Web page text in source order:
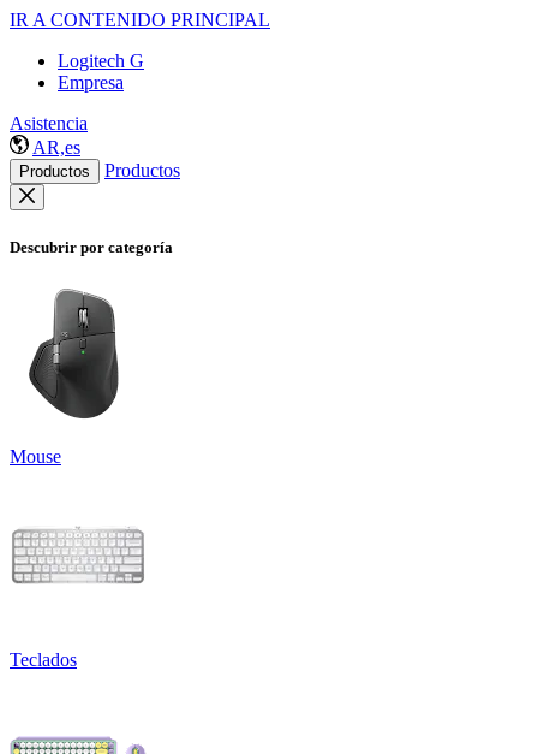
IR A CONTENIDO PRINCIPAL
Logitech G
Empresa
Asistencia
AR,es
Productos Productos
Descubrir por categoría
Mouse
Teclados